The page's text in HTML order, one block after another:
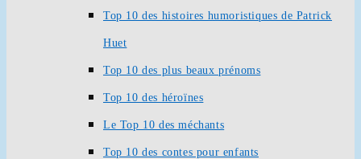
Top 10 des histoires humoristiques de Patrick
Huet
Top 10 des plus beaux prénoms
Top 10 des héroïnes
Le Top 10 des méchants
Top 10 des contes pour enfants